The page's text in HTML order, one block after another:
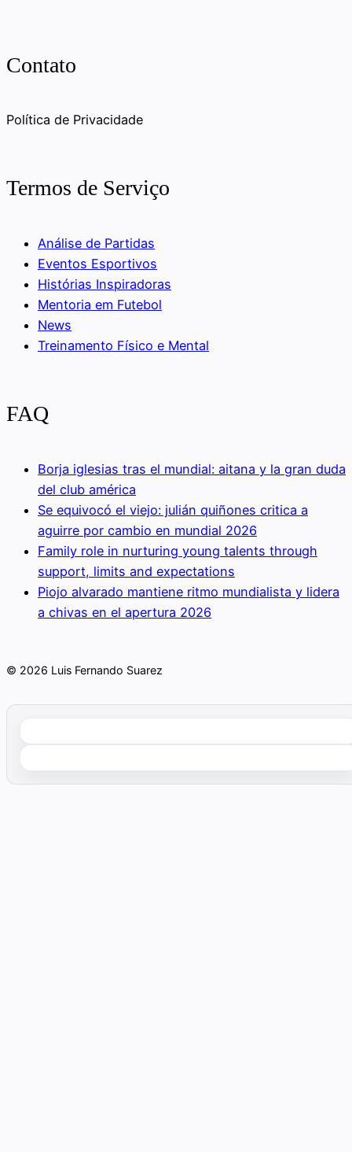
Contato
Política de Privacidade
Termos de Serviço
Análise de Partidas
Eventos Esportivos
Histórias Inspiradoras
Mentoria em Futebol
News
Treinamento Físico e Mental
FAQ
Borja iglesias tras el mundial: aitana y la gran duda
del club américa
Se equivocó el viejo: julián quiñones critica a
aguirre por cambio en mundial 2026
Family role in nurturing young talents through
support, limits and expectations
Piojo alvarado mantiene ritmo mundialista y lidera
a chivas en el apertura 2026
© 2026 Luis Fernando Suarez